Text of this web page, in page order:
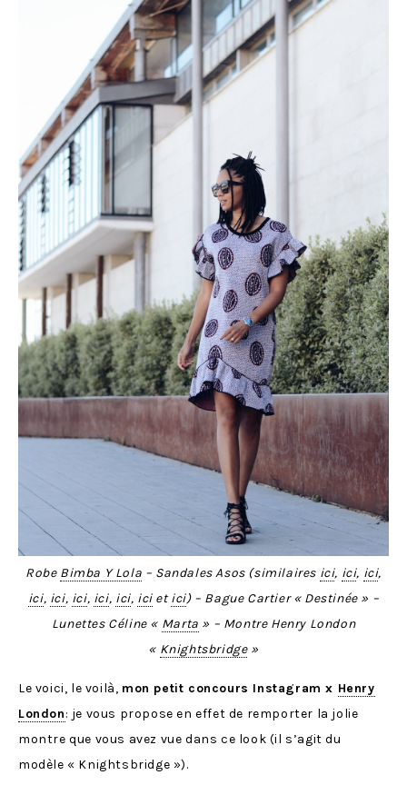
Robe Bimba Y Lola – Sandales Asos (similaires ici, ici, ici,
ici, ici, ici, ici, ici, icietici) – Bague Cartier « Destinée » –
Lunettes Céline « Marta » – Montre Henry London
« Knightsbridge»
Le voici, le voilà, mon petit concours Instagram x Henry
London: je vous propose en effet de remporter la jolie
montre que vous avez vue dans ce look (il s’agit du
modèle « Knightsbridge »).